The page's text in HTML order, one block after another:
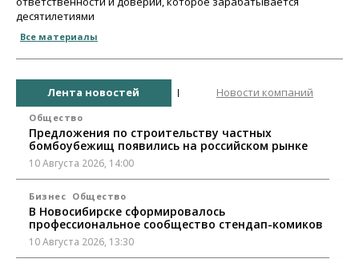
десятилетиями
Все материалы
Лента новостей Новости компаний
Общество
Предложения по строительству частных
бомбоубежищ появились на российском рынке
10 Августа 2026, 14:00
Бизнес Общество
В Новосибирске сформировалось
профессиональное сообщество стендап-комиков
10 Августа 2026, 13:30